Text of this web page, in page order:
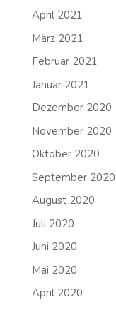
April 2021
März 2021
Februar 2021
Januar 2021
Dezember 2020
November 2020
Oktober 2020
September 2020
August 2020
Juli 2020
Juni 2020
Mai 2020
April 2020